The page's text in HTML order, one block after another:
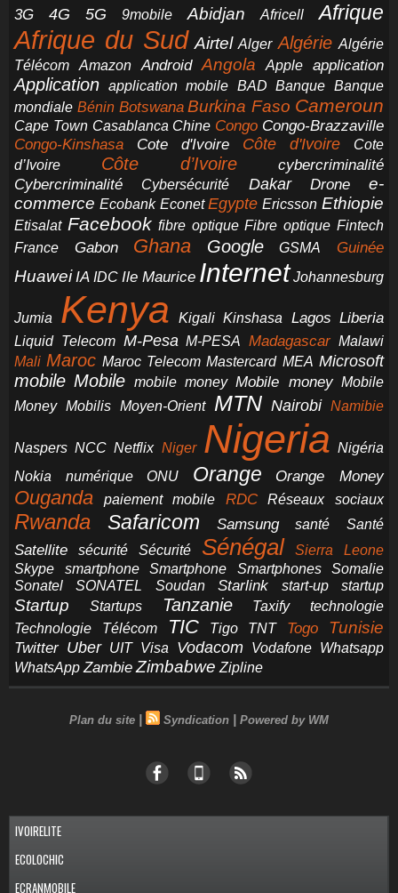
3G 4G 5G 9mobile Abidjan Africell Afrique
Afrique du Sud Airtel Alger Algérie Algérie
Télécom
Amazon Android Angola Apple application
Application application mobile BAD Banque Banque
mondiale Bénin Botswana Burkina Faso Cameroun
Cape Town Casablanca Chine Congo Congo-Brazzaville
Congo-Kinshasa Cote d'Ivoire Côte d'Ivoire
Cote
d’Ivoire
Côte d’Ivoire
cybercriminalité
Cybercriminalité
Cybersécurité Dakar Drone
e-
commerce Ecobank Econet Egypte Ericsson Ethiopie
Etisalat Facebook fibre optique Fibre optique Fintech
France
Gabon Ghana Google GSMA Guinée
Huawei IA IDC Ile Maurice Internet Johannesburg
Jumia Kenya Kigali Kinshasa Lagos Liberia
Liquid Telecom M-Pesa M-PESA Madagascar Malawi
Mali Maroc Maroc Telecom Mastercard MEA Microsoft
mobile Mobile mobile money Mobile money Mobile
Money Mobilis Moyen-Orient MTN Nairobi Namibie
Naspers NCC Netflix Niger Nigeria Nigéria
Nokia
numérique ONU Orange Orange Money
Ouganda paiement mobile RDC Réseaux sociaux
Rwanda Safaricom Samsung santé Santé
Satellite sécurité Sécurité Sénégal
Sierra Leone
Skype
smartphone Smartphone Smartphones
Somalie
Sonatel
SONATEL Soudan Starlink start-up startup
Startup Startups Tanzanie Taxify
technologie
Technologie
Télécom TIC Tigo TNT Togo Tunisie
Twitter Uber UIT Visa Vodacom Vodafone Whatsapp
WhatsApp Zambie Zimbabwe Zipline
Plan du site | Syndication | Powered by WM
IVOIRELITE
ECOLOCHIC
ECRANMOBILE